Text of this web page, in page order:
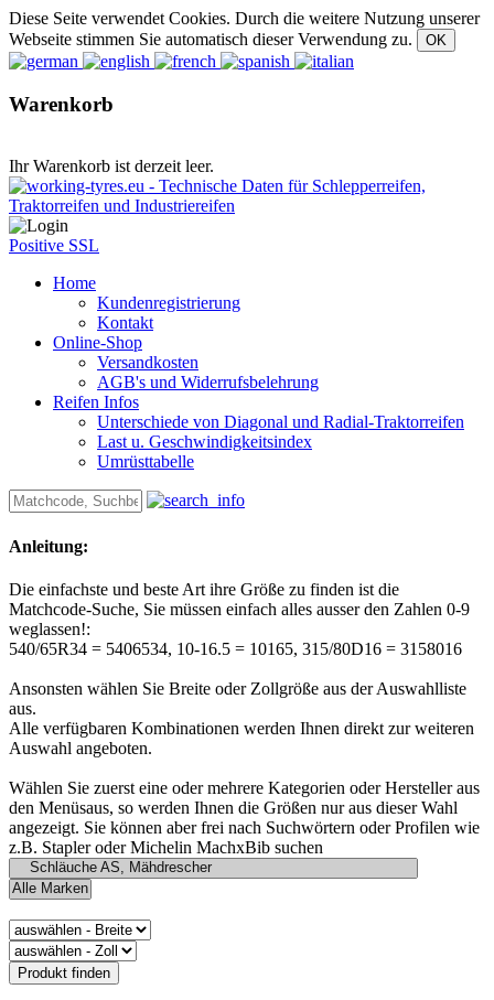
Diese Seite verwendet Cookies. Durch die weitere Nutzung unserer
Webseite stimmen Sie automatisch dieser Verwendung zu.
Warenkorb
Ihr Warenkorb ist derzeit leer.
Positive SSL
Home
Kundenregistrierung
Kontakt
Online-Shop
Versandkosten
AGB's und Widerrufsbelehrung
Reifen Infos
Unterschiede von Diagonal und Radial-Traktorreifen
Last u. Geschwindigkeitsindex
Umrüsttabelle
Anleitung:
Die einfachste und beste Art ihre Größe zu finden ist die
Matchcode-Suche, Sie müssen einfach alles ausser den Zahlen 0-9
weglassen!:
540/65R34 = 5406534, 10-16.5 = 10165, 315/80D16 = 3158016
Ansonsten wählen Sie Breite oder Zollgröße aus der Auswahlliste
aus.
Alle verfügbaren Kombinationen werden Ihnen direkt zur weiteren
Auswahl angeboten.
Wählen Sie zuerst eine oder mehrere Kategorien oder Hersteller aus
den Menüsaus, so werden Ihnen die Größen nur aus dieser Wahl
angezeigt. Sie können aber frei nach Suchwörtern oder Profilen wie
z.B. Stapler oder Michelin MachxBib suchen